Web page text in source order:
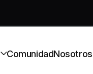
ComunidadNosotros